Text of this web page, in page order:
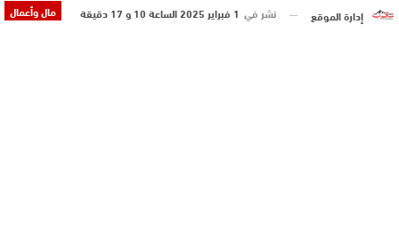
مال وأعمال إدارة الموقع نشر في 1 فبراير 2025 الساعة 10 و 17 دقيقة